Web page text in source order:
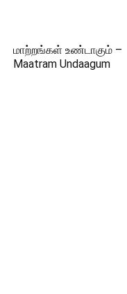
மாற்றங்கள் உண்டாகும் –
Maatram Undaagum